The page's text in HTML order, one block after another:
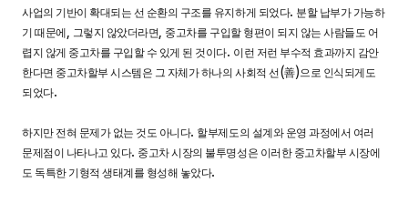
사업의 기반이 확대되는 선 순환의 구조를 유지하게 되었다. 분할 납부가 가능하
기 때문에 , 그렇지 않았더라면, 중고차를 구입할 형편이 되지 않는 사람들도 어
렵지 않게 중고차를 구입할 수 있게 된 것이다. 이런 저런 부수적 효과까지 감안
한다면 중고차할부 시스템은 그 자체가 하나의 사회적 선 (善)으로 인식되게도
되었다.
하지만 전혀 문제가 없는 것도 아니다. 할부제도의 설계와 운영 과정에서 여러
문제점이 나타나고 있다. 중고차 시장의 불투명성은 이러한 중고차할부 시장에
도 독특한 기형적 생태계를 형성해 놓았다.